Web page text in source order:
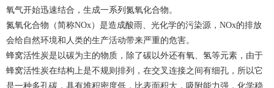
氧气开始迅速结合，生成一系列氮氧化合物。
氮氧化合物（简称NOx）是造成酸雨、光化学的污染源，NOx的排放
会给自然环境和人类的生产活动带来严重的危害。
蜂窝活性炭是以碳为主的物质，除了碳以外还有氧、氢等元素，由于
蜂窝活性炭在结构上是不规则排列，在交叉连接之间有细孔，所以它
是一种多孔碳，具有堆积密度低，比表面积大，吸附能力强，化学稳